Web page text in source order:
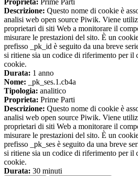
Proprieta: Prime Parti
Descrizione: Questo nome di cookie è
analisi web open source Piwik. Viene
proprietari di siti Web a monitorare il
misurare le prestazioni del sito. È un
prefisso _pk_id è seguito da una breve
si ritiene sia un codice di riferimento per il
cookie.
Durata: 1 anno
Nome: _pk_ses.1.cb4a
Tipologia: analitico
Proprieta: Prime Parti
Descrizione: Questo nome di cookie è
analisi web open source Piwik. Viene
proprietari di siti Web a monitorare il
misurare le prestazioni del sito. È un
prefisso _pk_ses è seguito da una breve
si ritiene sia un codice di riferimento per il
cookie.
Durata: 30 minuti